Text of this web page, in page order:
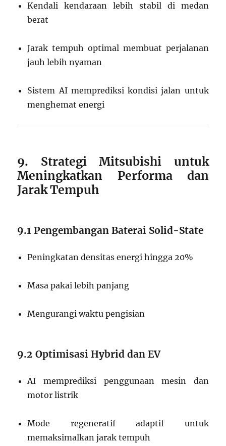
Kendali kendaraan lebih stabil di medan
berat
Jarak tempuh optimal membuat perjalanan
jauh lebih nyaman
Sistem AI memprediksi kondisi jalan untuk
menghemat energi
9. Strategi Mitsubishi untuk
Meningkatkan Performa dan
Jarak Tempuh
9.1 Pengembangan Baterai Solid-State
Peningkatan densitas energi hingga 20%
Masa pakai lebih panjang
Mengurangi waktu pengisian
9.2 Optimisasi Hybrid dan EV
AI memprediksi penggunaan mesin dan
motor listrik
Mode regeneratif adaptif untuk
memaksimalkan jarak tempuh